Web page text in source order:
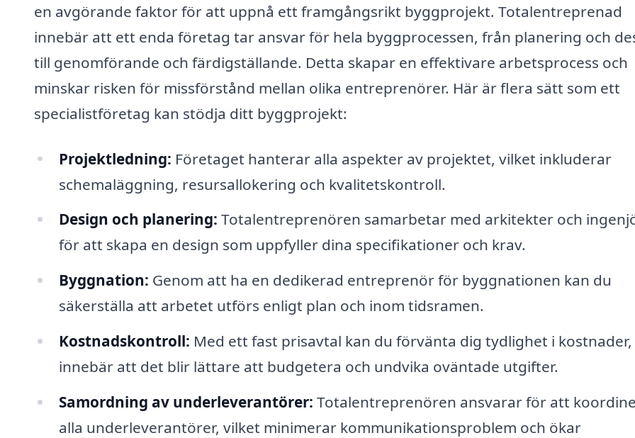
en avgörande faktor för att uppnå ett framgångsrikt byggprojekt. Totalentreprenad
innebär att ett enda företag tar ansvar för hela byggprocessen, från planering och
till genomförande och färdigställande. Detta skapar en effektivare arbetsprocess och
minskar risken för missförstånd mellan olika entreprenörer. Här är flera sätt som ett
specialistföretag kan stödja ditt byggprojekt:
Projektledning: Företaget hanterar alla aspekter av projektet, vilket inkluderar
schemaläggning, resursallokering och kvalitetskontroll.
Design och planering: Totalentreprenören samarbetar med arkitekter och
för att skapa en design som uppfyller dina specifikationer och krav.
Byggnation: Genom att ha en dedikerad entreprenör för byggnationen kan du
säkerställa att arbetet utförs enligt plan och inom tidsramen.
Kostnadskontroll: Med ett fast prisavtal kan du förvänta dig tydlighet i
innebär att det blir lättare att budgetera och undvika oväntade utgifter.
Samordning av underleverantörer: Totalentreprenören ansvarar för att
alla underleverantörer, vilket minimerar kommunikationsproblem och ökar